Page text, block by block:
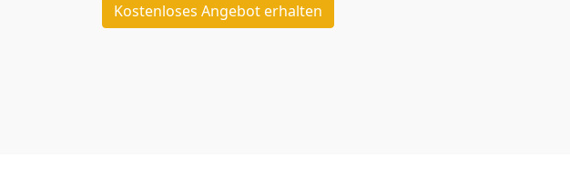
Kostenloses Angebot erhalten